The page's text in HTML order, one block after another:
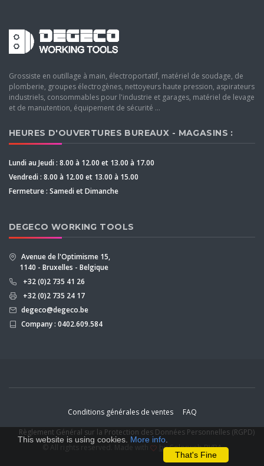
Grossiste en outillage à main, électroportatif, matériel de soudage, de
plomberie, groupes électrogènes, nettoyeurs haute pression, aspirateurs
industriels, consommables pour l'industrie et garages, matériel de levage
et de manutention, équipement de sécurité ...
HEURES D'OUVERTURES BUREAUX - MAGASINS :
Lundi au Jeudi : 8.00 à 12.00 et 13.00 à 17.00
Vendredi : 8.00 à 12.00 et 13.00 à 15.00
Fermeture : Samedi et Dimanche
DEGECO WORKING TOOLS
Avenue de l'Optimisme 15,
1140 - Bruxelles - Belgique
+32 (0)2 735 41 26
+32 (0)2 735 24 17
degeco@degeco.be
Company : 0402.609.584
Conditions générales de ventes
FAQ
Règlement Général sur la Protection des Données Personnelles (RGPD)
© All rights reserved. Made with
by Colorweb BVBA
This website is using cookies. More info
That's Fine